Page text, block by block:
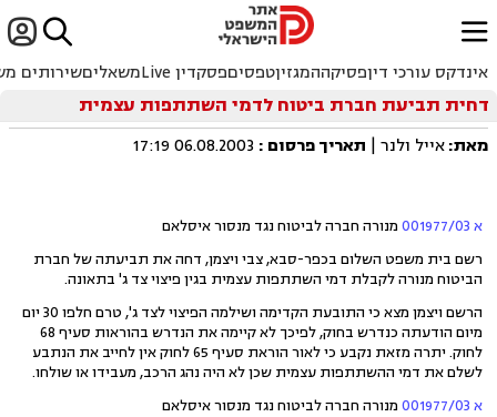

ﱐ
אינדקס עורכי דיןפסיקההמגזיןטפסיםפסקדין Live משאליםשירותים
דחית תביעת חברת ביטוח לדמי השתתפות עצמית
מאת:אייל ולנר | תאריך פרסום :
06.08.2003 17:19
א 001977/03
מנורה חברה לביטוח נגד מנסור איסלאם
רשם בית משפט השלום בכפר-סבא, צבי ויצמן, דחה את תביעתה של חברת
הביטוח מנורה לקבלת דמי השתתפות עצמית בגין פיצוי צד ג' בתאונה.
הרשם ויצמן מצא כי התובעת הקדימה ושילמה הפיצוי לצד ג', טרם חלפו 30 יום
מיום הודעתה כנדרש בחוק, לפיכך לא קיימה את הנדרש בהוראות סעיף 68
לחוק. יתרה מזאת נקבע כי לאור הוראת סעיף 65 לחוק אין לחייב את הנתבע
לשלם את דמי ההשתתפות עצמית שכן לא היה נהג הרכב, מעבידו או שולחו.
א 001977/03
מנורה חברה לביטוח נגד מנסור איסלאם